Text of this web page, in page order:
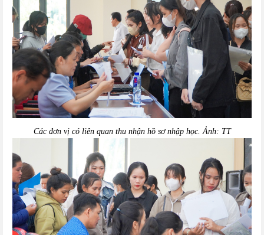
Các đơn vị có liên quan thu nhận hồ sơ nhập học. Ảnh: TT